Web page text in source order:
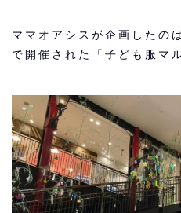
ママオアシスが企画したの
で開催された「子ども服マ